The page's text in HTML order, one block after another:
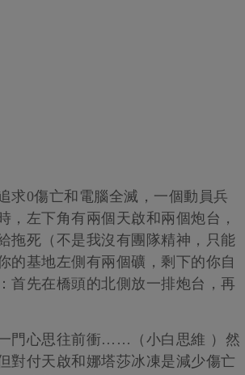
求0傷亡和電腦全滅，一個動員兵
左下角有兩個天啟和兩個炮台，
拖死（不是我沒有團隊精神，只能
的基地左側有兩個礦，剩下的你自
首先在橋頭的北側放一排炮台，再
門心思往前衝……（小白思維 ）然
付天啟和娜塔莎冰凍是減少傷亡